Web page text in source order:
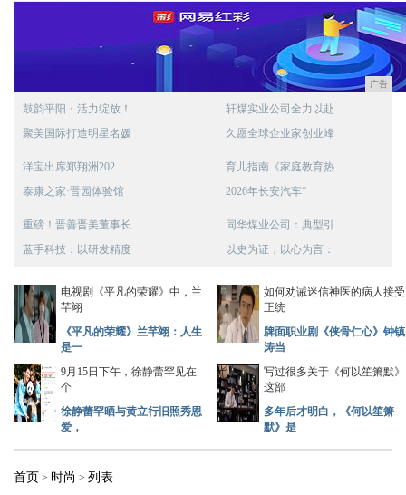
广告
鼓韵平阳・活力绽放！
聚美国际打造明星名媛
轩煤实业公司全力以赴
久愿全球企业家创业峰
洋宝出席郑翔洲202
泰康之家·晋园体验馆
育儿指南《家庭教育热
2026年长安汽车“
重磅！晋善晋美董事长
蓝手科技：以研发精度
同华煤业公司：典型引
以史为证，以心为言：
电视剧《平凡的荣耀》中，兰
芊翊
《平凡的荣耀》兰芊翊：人生
是一
如何劝诫迷信神医的病人接受
正统
牌面职业剧《侠骨仁心》钟镇
涛当
9月15日下午，徐静蕾罕见在
个
徐静蕾罕晒与黄立行旧照秀恩
爱，
写过很多关于《何以笙箫默》
这部
多年后才明白，《何以笙箫
默》是
首页 > 时尚 > 列表